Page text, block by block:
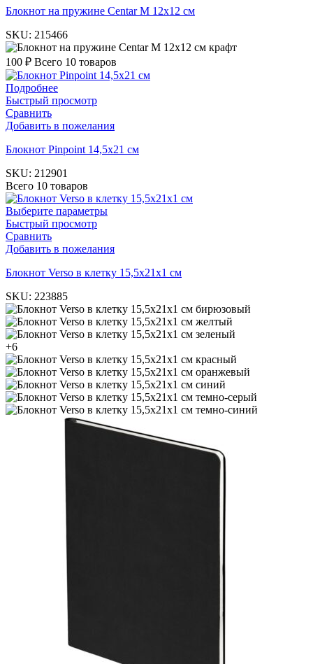
Блокнот на пружине Centar M 12х12 см
SKU: 215466
крафт
100 ₽ Всего 10 товаров
Подробнее
Быстрый просмотр
Сравнить
Добавить в пожелания
Блокнот Pinpoint 14,5х21 см
SKU: 212901
Всего 10 товаров
Выберите параметры
Быстрый просмотр
Сравнить
Добавить в пожелания
Блокнот Verso в клетку 15,5х21х1 см
SKU: 223885
бирюзовый
желтый
зеленый
+6
красный
оранжевый
синий
темно-серый
темно-синий